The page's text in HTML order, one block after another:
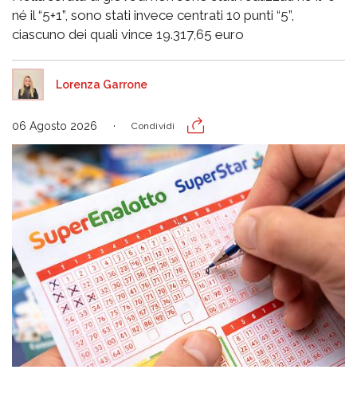
né il “5+1”, sono stati invece centrati 10 punti “5”,
ciascuno dei quali vince 19.317,65 euro
Lorenza Garrone
06 Agosto 2026 Condividi